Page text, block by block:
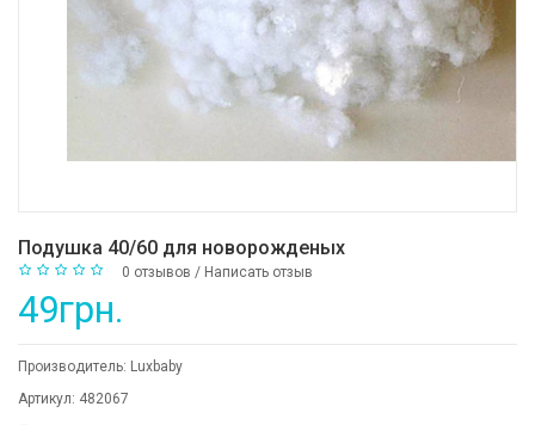
Подушка 40/60 для новорожденых
0 отзывов / Написать отзыв
49грн.
Производитель: Luxbaby
Артикул: 482067